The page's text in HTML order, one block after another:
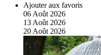
Ajouter aux favoris
06 Août 2026
13 Août 2026
20 Août 2026